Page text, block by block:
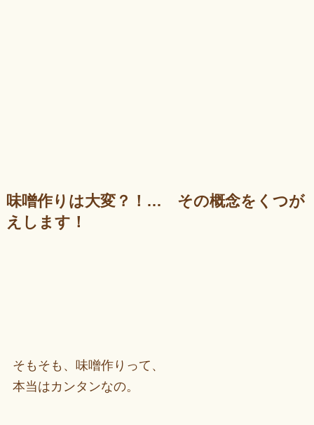
味噌作りは大変？！… その概念をくつが
えします！
そもそも、味噌作りって、
本当はカンタンなの。